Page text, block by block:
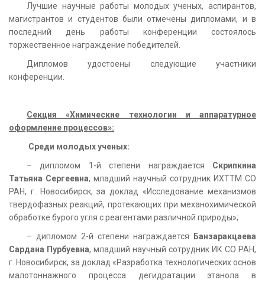
Лучшие научные работы молодых ученых, аспирантов,
магистрантов и студентов были отмечены дипломами, и в
последний день работы конференции состоялось
торжественное награждение победителей.
Дипломов удостоены следующие участники
конференции.
Секция «Химические технологии и аппаратурное
оформление процессов»:
Среди молодых ученых:
– дипломом 1-й степени награждается Скрипкина
Татьяна Сергеевна, младший научный сотрудник ИХТТМ СО
РАН, г. Новосибирск, за доклад «Исследование механизмов
твердофазных реакций, протекающих при механохимической
обработке бурого угля с реагентами различной природы»;
– дипломом 2-й степени награждается
Банзаракцаева
Сардана Пурбуевна, младший научный сотрудник ИК СО РАН,
г. Новосибирск, за доклад «Разработка технологических основ
малотоннажного процесса дегидратации этанола в